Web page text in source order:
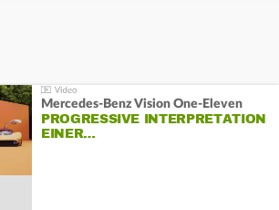
Mercedes-Benz Vision One-Eleven
PROGRESSIVE INTERPRETATION
EINER…